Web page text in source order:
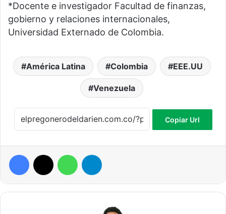
*Docente e investigador Facultad de finanzas,
gobierno y relaciones internacionales,
Universidad Externado de Colombia.
América Latina Colombia EEE.UU
Venezuela
Copiar Url
Facebook WhatsApp